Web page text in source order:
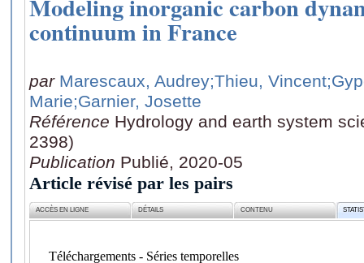
Modeling inorganic carbon
continuum in France
par Marescaux, Audrey;Thieu, Vincent
Marie;Garnier, Josette
Référence Hydrology and earth system
2398)
Publication Publié, 2020-05
Article révisé par les pairs
ACCÈS EN LIGNE DÉTAILS CONTENU